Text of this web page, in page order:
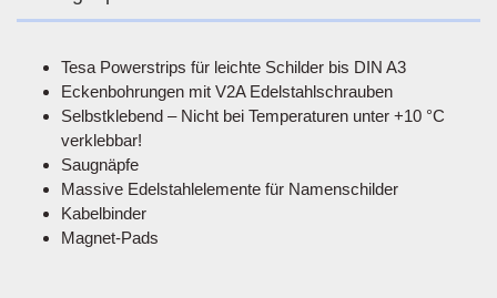
Tesa Powerstrips für leichte Schilder bis DIN A3
Eckenbohrungen mit V2A Edelstahlschrauben
Selbstklebend – Nicht bei Temperaturen unter +10 °C
verklebbar!
Saugnäpfe
Massive Edelstahlelemente für Namenschilder
Kabelbinder
Magnet-Pads